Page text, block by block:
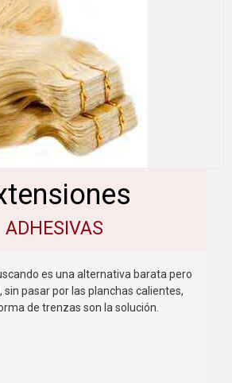
ADHESIVAS
es una alternativa barata pero
sin pasar por las planchas calientes,
de trenzas son la solución.